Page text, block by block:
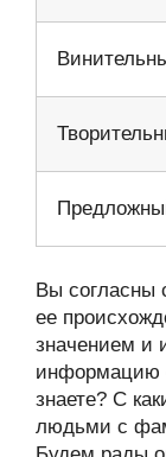
Вы согласны
ее
значением и
информацию
знаете? С
людьми с